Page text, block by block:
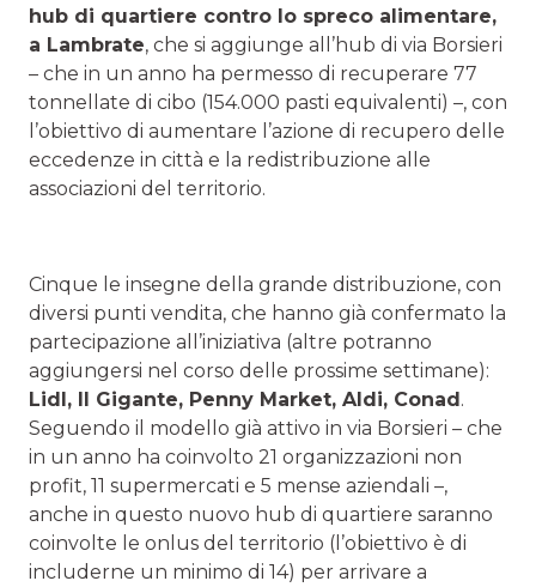
hub di quartiere contro lo spreco alimentare,
a Lambrate, che si aggiunge all’hub di via Borsieri
– che in un anno ha permesso di recuperare 77
tonnellate di cibo (154.000 pasti equivalenti) –, con
l’obiettivo di aumentare l’azione di recupero delle
eccedenze in città e la redistribuzione alle
associazioni del territorio.
Cinque le insegne della grande distribuzione, con
diversi punti vendita, che hanno già confermato la
partecipazione all’iniziativa (altre potranno
aggiungersi nel corso delle prossime settimane):
Lidl, Il Gigante, Penny Market, Aldi, Conad.
Seguendo il modello già attivo in via Borsieri – che
in un anno ha coinvolto 21 organizzazioni non
profit, 11 supermercati e 5 mense aziendali –,
anche in questo nuovo hub di quartiere saranno
coinvolte le onlus del territorio (l’obiettivo è di
includerne un minimo di 14) per arrivare a